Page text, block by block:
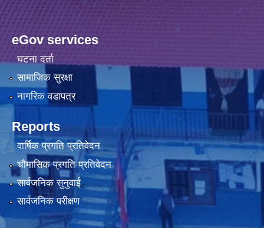
eGov services
घटना दर्ता
सामाजिक सुरक्षा
नागरिक वडापत्र
Reports
वार्षिक प्रगति प्रतिवेदन
चौमासिक प्रगति प्रतिवेदन
सार्वजनिक सुनुवाई
सार्वजनिक परीक्षण